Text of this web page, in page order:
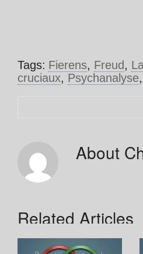
Tags: Fierens, Freud,
cruciaux, Psychanalyse,
About
Related Articles